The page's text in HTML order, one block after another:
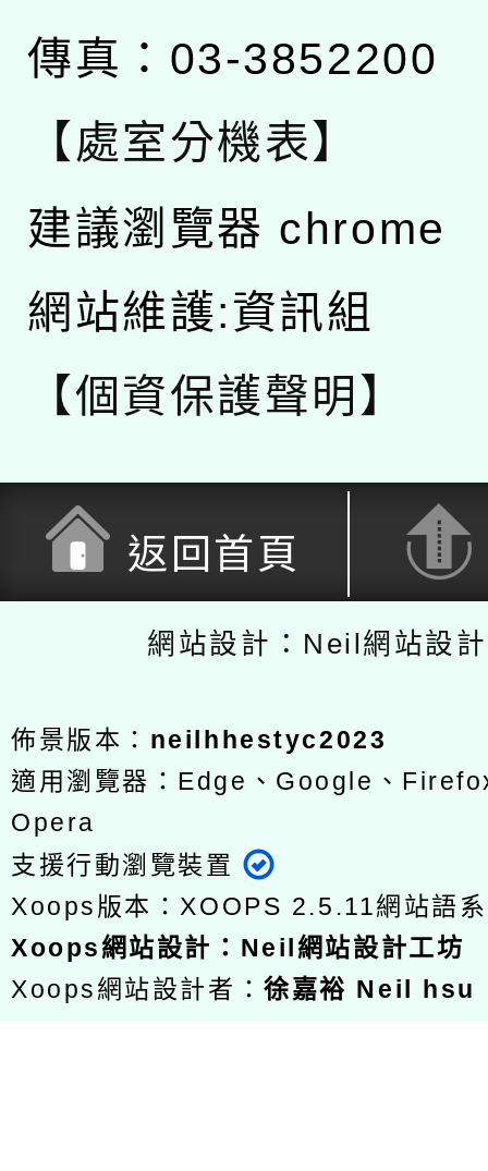
傳真：03-3852200
【處室分機表】
建議瀏覽器 chrome
網站維護:資訊組
【個資保護聲明】
返回首頁
網站設計：Neil網站設
佈景版本： neilhhestyc2023
適用瀏覽器：Edge、Google、
Opera
支援行動瀏覽裝置
Xoops版本： XOOPS 2.5.11網站語
Xoops網站設計 ： Neil網站設計工坊
Xoops網站設計者：徐嘉裕 Neil hsu